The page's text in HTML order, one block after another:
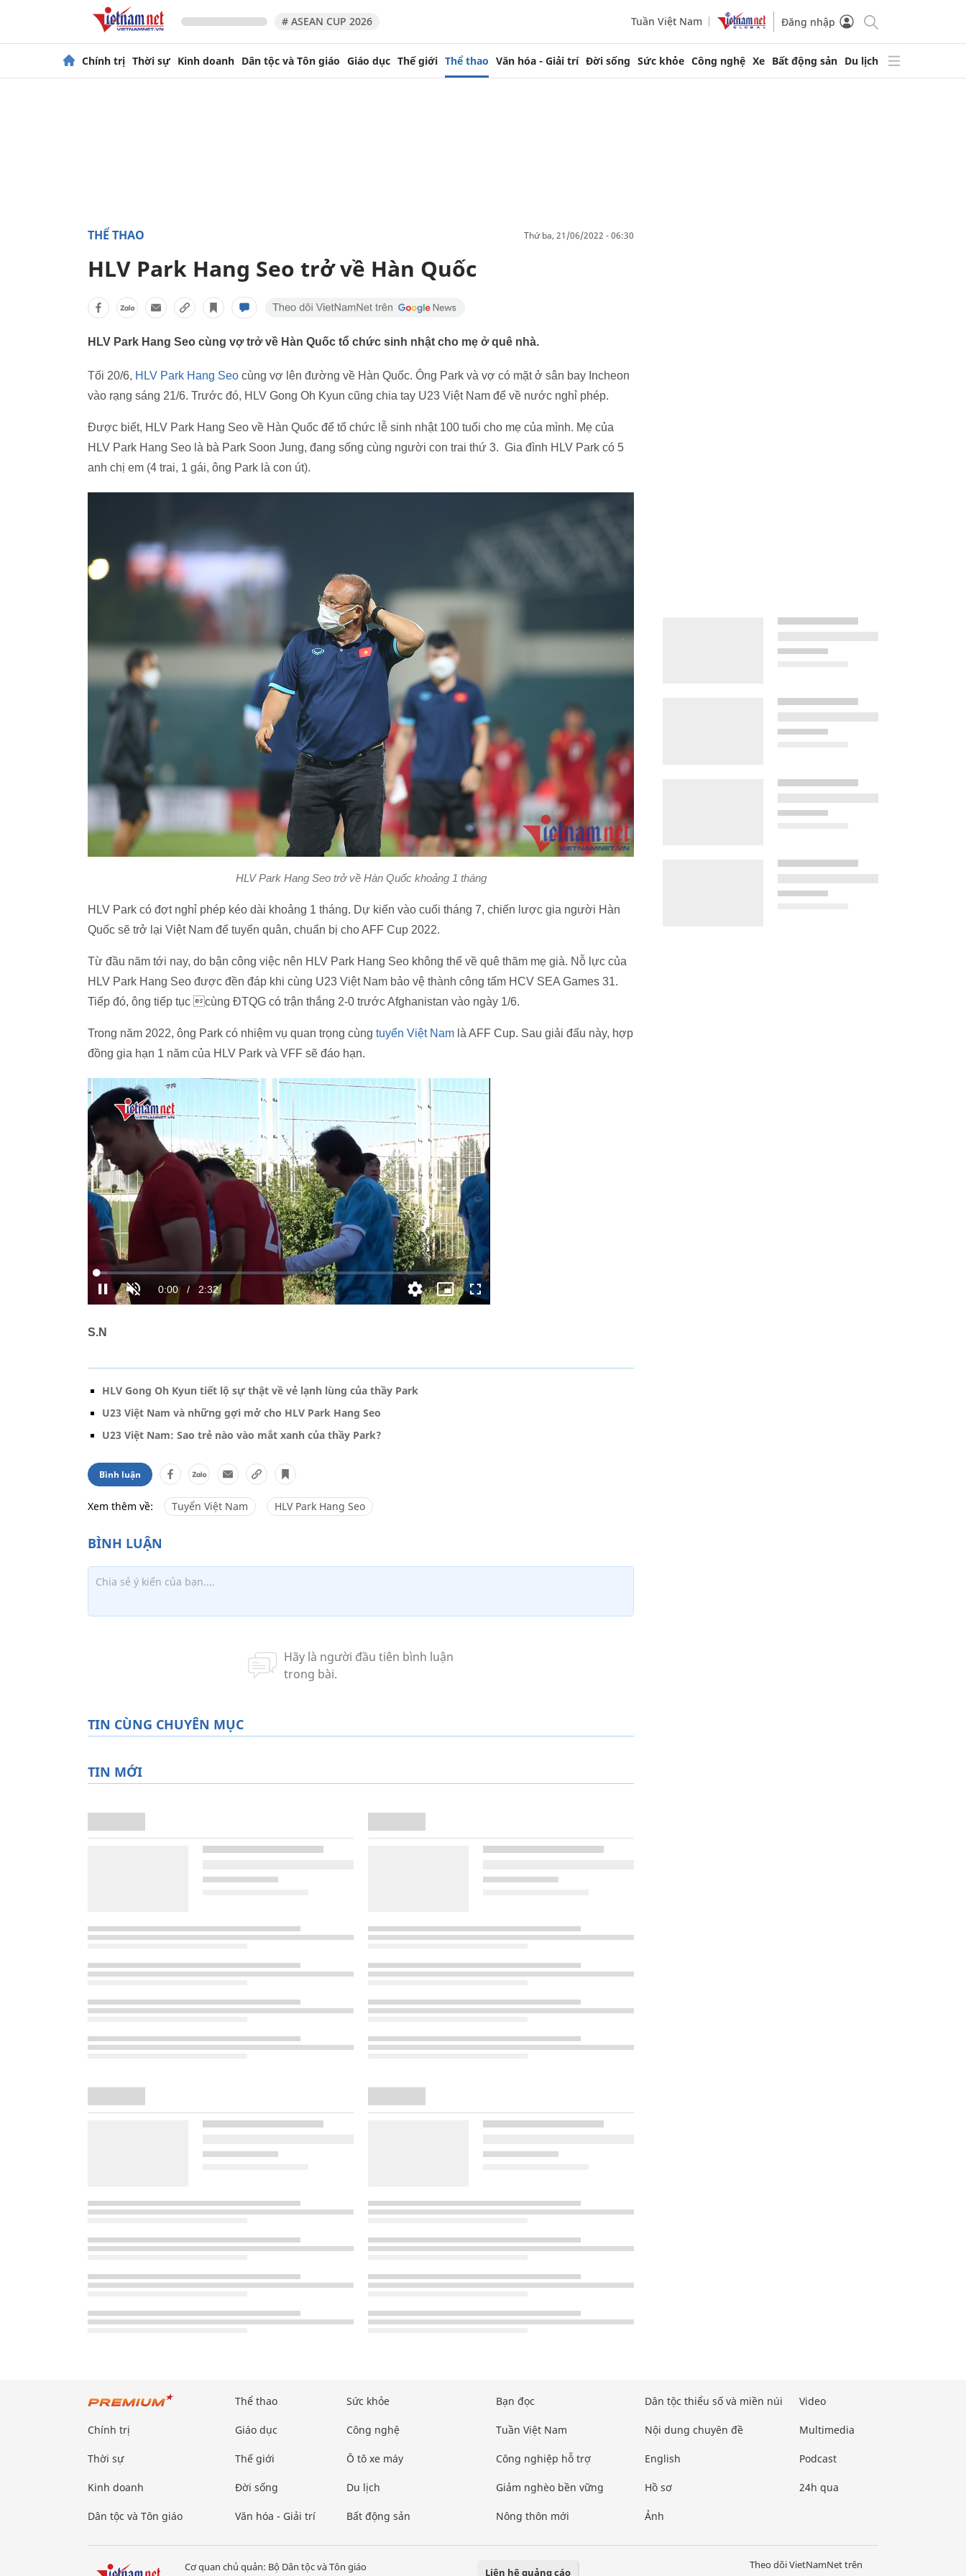
# ASEAN CUP 2026 Tuần Việt Nam Đăng nhập
Chính trị Thời sự Kinh doanh Dân tộc và Tôn giáo Giáo dục Thế giới Thể thao Văn hóa - Giải trí Đời sống Sức khỏe Công nghệ Xe Bất động sản Du lịch
THỂ THAO thứ ba, 21/06/2022 - 06:30
HLV Park Hang Seo trở về Hàn Quốc
HLV Park Hang Seo cùng vợ trở về Hàn Quốc tổ chức sinh nhật cho mẹ ở quê nhà.
Tối 20/6, HLV Park Hang Seo cùng vợ lên đường về Hàn Quốc. Ông Park và vợ có mặt ở sân bay Incheon
vào rạng sáng 21/6. Trước đó, HLV Gong Oh Kyun cũng chia tay U23 Việt Nam để về nước nghỉ phép.
Được biết, HLV Park Hang Seo về Hàn Quốc để tổ chức lễ sinh nhật 100 tuổi cho mẹ của mình. Mẹ của
HLV Park Hang Seo là bà Park Soon Jung, đang sống cùng người con trai thứ 3. Gia đình HLV Park có 5
anh chị em (4 trai, 1 gái, ông Park là con út).
HLV Park Hang Seo trở về Hàn Quốc khoảng 1 tháng
HLV Park có đợt nghỉ phép kéo dài khoảng 1 tháng. Dự kiến vào cuối tháng 7, chiến lược gia người Hàn
Quốc sẽ trở lại Việt Nam để tuyển quân, chuẩn bị cho AFF Cup 2022.
Từ đầu năm tới nay, do bận công việc nên HLV Park Hang Seo không thể về quê thăm mẹ già. Nỗ lực của
HLV Park Hang Seo được đền đáp khi cùng U23 Việt Nam bảo vệ thành công tấm HCV SEA Games 31.
Tiếp đó, ông tiếp tục cùng ĐTQG có trận thắng 2-0 trước Afghanistan vào ngày 1/6.
Trong năm 2022, ông Park có nhiệm vụ quan trọng cùng tuyển Việt Nam là AFF Cup. Sau giải đấu này, hợp
đồng gia hạn 1 năm của HLV Park và VFF sẽ đáo hạn.
S.N
HLV Gong Oh Kyun tiết lộ sự thật về vẻ lạnh lùng của thầy Park
U23 Việt Nam và những gợi mở cho HLV Park Hang Seo
U23 Việt Nam: Sao trẻ nào vào mắt xanh của thầy Park?
Bình luận
Xem thêm về: Tuyển Việt Nam HLV Park Hang Seo
TIN CÙNG CHUYÊN MỤC
TIN MỚI
Chính trị
Thời sự
Kinh doanh
Dân tộc và Tôn giáo
Thể thao
Giáo dục
Thế giới
Đời sống
Văn hóa - Giải trí
Sức khỏe
Công nghệ
Ô tô xe máy
Du lịch
Bất động sản
Bạn đọc
Tuần Việt Nam
Công nghiệp hỗ trợ
Giảm nghèo bền vững
Nông thôn mới
Dân tộc thiểu số và miền núi
Nội dung chuyên đề
English
Hồ sơ
Ảnh
Video
Multimedia
Podcast
24h qua
Cơ quan chủ quản: Bộ Dân tộc và Tôn giáo Liên hệ quảng cáo
Theo dõi VietNamNet trên